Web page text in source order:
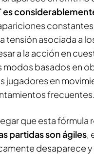
es
tensión asociada a
a la acción en
modos basados en
jugadores en
frecuentes.
que esta fórmula
partidas son ágiles,
desaparece y